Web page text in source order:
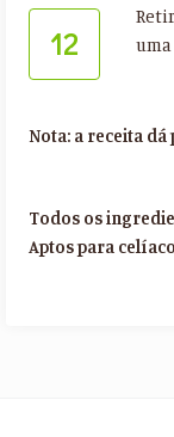
12
Nota: a receita dá
Todos os
Aptos para